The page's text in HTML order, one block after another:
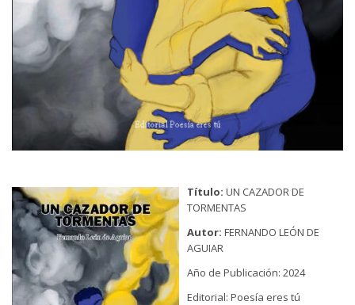
Título: UN CAZADOR DE
TORMENTAS
Autor: FERNANDO LEÓN DE
AGUIAR
Año de Publicación: 2024
Editorial: Poesía eres tú